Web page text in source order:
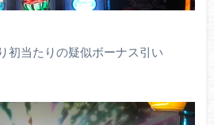
初当たりの疑似ボーナス引い